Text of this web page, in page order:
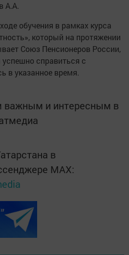
А.А.
обучения в рамках курса
который на протяжении
Союз Пенсионеров России,
справиться с
в указанное время.
важным и интересным в
в
MАХ: